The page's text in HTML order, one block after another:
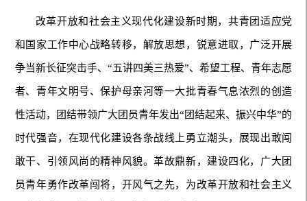
改革开放和社会主义现代化建设新时期，共青团适应党
和国家工作中心战略转移，解放思想，锐意进取，广泛开展
争当新长征突击手、“五讲四美三热爱”、希望工程、青年志愿
者、青年文明号、保护母亲河等一大批青春气息浓烈的创造
性活动，团结带领广大团员青年发出“团结起来、振兴中华”的
时代强音，在现代化建设各条战线上勇立潮头，展现出敢闯
敢干、引领风尚的精神风貌。革故鼎新，建设四化，广大团
员青年勇作改革闯将，开风气之先，为改革开放和社会主义